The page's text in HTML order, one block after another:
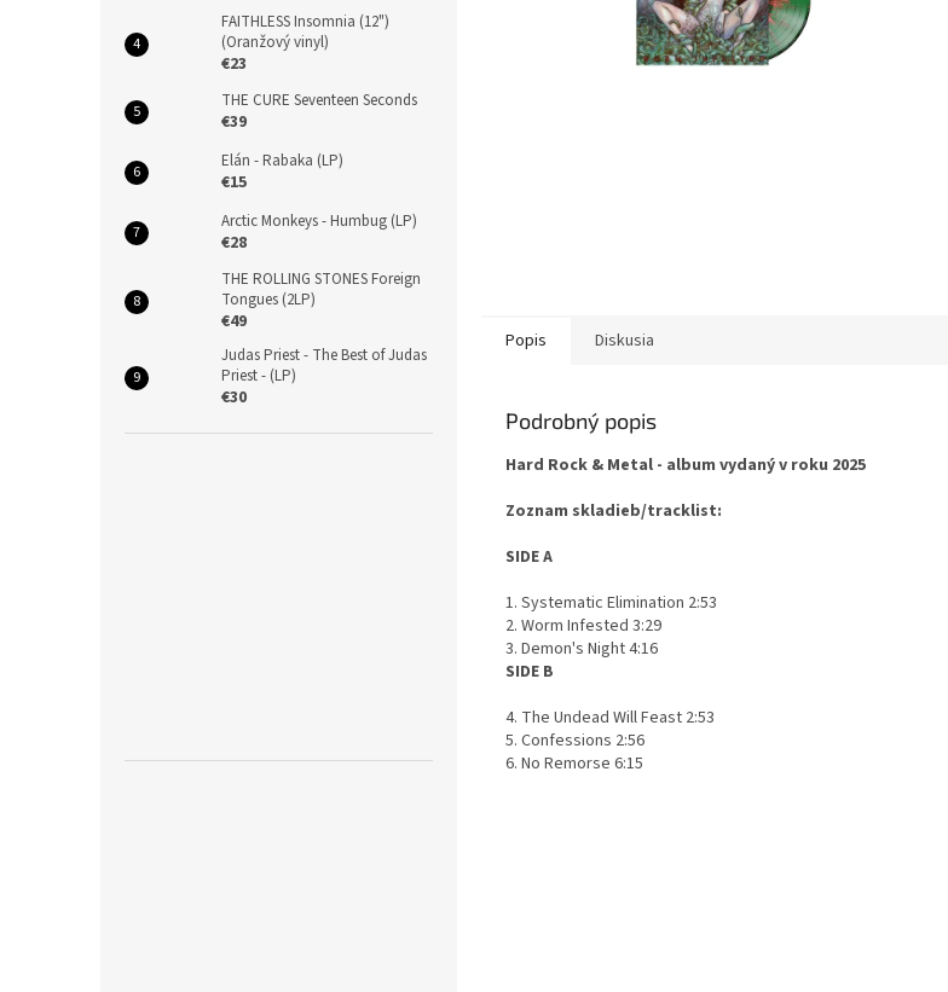
FAITHLESS Insomnia (12")
(Oranžový vinyl)
€23
THE CURE Seventeen Seconds
€39
Elán - Rabaka (LP)
€15
Arctic Monkeys - Humbug (LP)
€28
THE ROLLING STONES Foreign
Tongues (2LP)
€49
Judas Priest - The Best of Judas
Priest - (LP)
€30
Popis Diskusia
Podrobný popis
Hard Rock & Metal - album vydaný v roku 2025
Zoznam skladieb/tracklist:
SIDE A
1. Systematic Elimination 2:53
2. Worm Infested 3:29
3. Demon's Night 4:16
SIDE B
4. The Undead Will Feast 2:53
5. Confessions 2:56
6. No Remorse 6:15